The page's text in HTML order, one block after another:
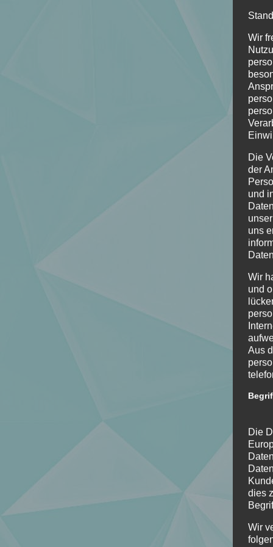
Wir
Die
der
und
uns
Wir
und
Aus
Die
dies
Wir